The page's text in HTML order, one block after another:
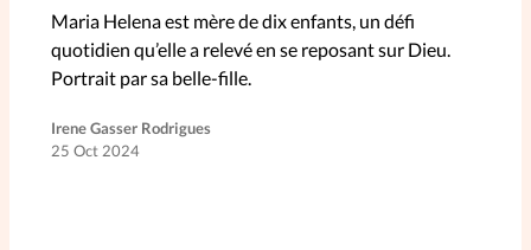
RelationnElles
Shopping Spi
Maria Helena est mère de dix enfants, un défi
quotidien qu’elle a relevé en se reposant sur Dieu.
Portrait par sa belle-fille.
Irene Gasser Rodrigues
25 Oct 2024